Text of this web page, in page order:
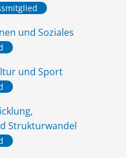
und Soziales
und Sport
Strukturwandel